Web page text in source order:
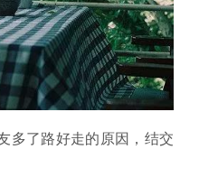
多了路好走的原因，结交